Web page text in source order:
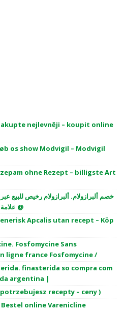
nejlevněji – koupit online
os show Modvigil – Modvigil
ohne Rezept – billigste Art
خصم ألبرازولام. ألبرازولام رخيص للبيع
علامة تجارية بدون وصفة طبية ألبرازولام @
Apcalis utan recept – Köp
Fosfomycine Sans
ligne france Fosfomycine /
finasterida so compra com
argentina |
recepty – ceny )
online Varenicline